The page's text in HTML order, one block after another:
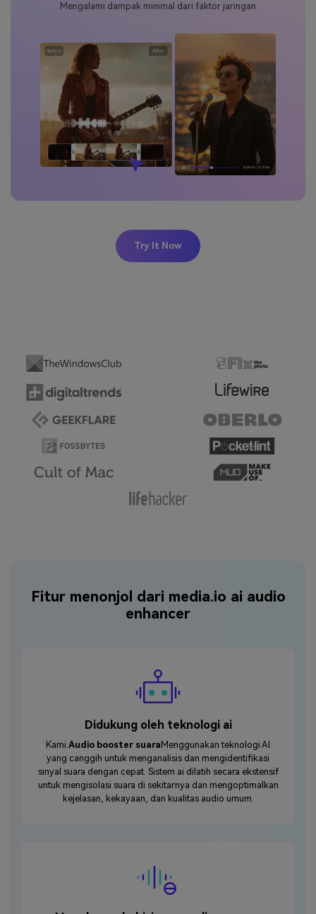
Mengalami dampak minimal dari faktor jaringan
Try It Now
Fitur menonjol dari media.io ai audio
enhancer
Didukung oleh teknologi ai
Kami.Audio booster suara Menggunakan teknologi AI
yang canggih untuk menganalisis dan mengidentifikasi
sinyal suara dengan cepat. Sistem ai dilatih secara ekstensif
untuk mengisolasi suara di sekitarnya dan mengoptimalkan
kejelasan, kekayaan, dan kualitas audio umum.